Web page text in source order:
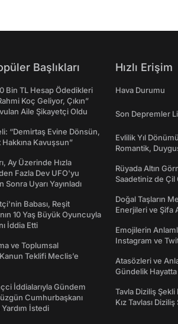
Başlıkları
Bin TL Hesap Ödedikleri
Koç Geliyor, Çıkın”
Aile Şikayetçi Oldu
“Demirtaş Evine Dönsün,
Kavuşsun”
Ay Üzerinde Hızla
Fazla Dev UFO'yu
Sonra Uyarı Yayınladı
Babası, Reşit
10 Yaş Büyük Oyuncuyla
İddia Etti
ve Toplumsal
Teklifi Meclis’e
İddialarıyla Gündem
Cumhurbaşkanı
İstedi
Hızlı Erişim
Hava Durumu
Son Depremler
Evlilik Yıl
Romantik,
Rüyada Altın
Saadetiniz de Çil
Doğal Taşların
Enerjileri ve Şifa
Emojilerin
Instagram ve
Atasözleri ve
Gündelik Hayatta
Tavla Diziliş Şekli
Kız Tavlası